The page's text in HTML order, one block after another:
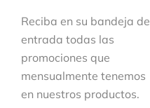
Reciba en su bandeja de
entrada todas las
promociones que
mensualmente tenemos
en nuestros productos.